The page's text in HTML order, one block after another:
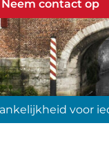
Neem contact op
Uitgebreide